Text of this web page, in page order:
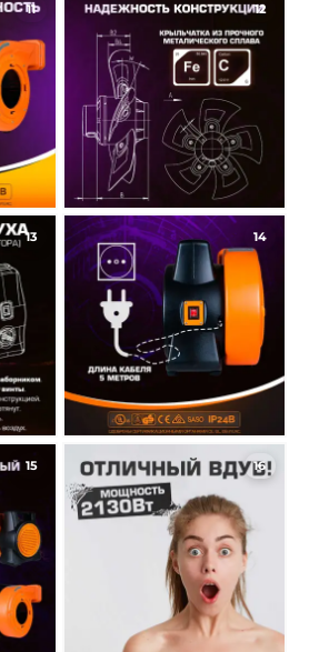
11 12
13 14
15 16